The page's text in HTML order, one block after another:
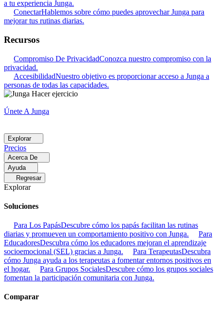
a tu experiencia Junga.
ConectarHablemos sobre cómo puedes aprovechar Junga para
mejorar tus rutinas diarias.
Recursos
Compromiso De PrivacidadConozca nuestro compromiso con la
privacidad.
AccesibilidadNuestro objetivo es proporcionar acceso a Junga a
personas de todas las capacidades.
Únete A Junga
Explorar
Precios
Acerca De
Ayuda
Regresar
Explorar
Soluciones
Para Los PapásDescubre cómo los papás facilitan las rutinas
diarias y promueven un comportamiento positivo con Junga.
Para
EducadoresDescubra cómo los educadores mejoran el aprendizaje
socioemocional (SEL) gracias a Junga.
Para TerapeutasDescubra
cómo Junga ayuda a los terapeutas a fomentar entornos positivos en
el hogar.
Para Grupos SocialesDescubre cómo los grupos sociales
fomentan la participación comunitaria con Junga.
Comparar